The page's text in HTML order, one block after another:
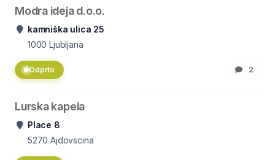
Modra ideja d.o.o.
kamniška ulica 25
1000 Ljubljana
Odprto 2
Lurska kapela
Place 8
5270 Ajdovscina